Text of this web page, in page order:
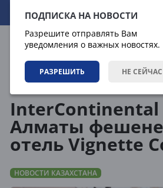
ПОДПИСКА НА НОВОСТИ
Разрешите отправлять Вам
уведомления о важных новостях.
РАЗРЕШИТЬ НЕ СЕЙЧАС
08.08.2026 23:57:13
InterContinental
Алматы
отель Vignette
НОВОСТИ КАЗАХСТАНА